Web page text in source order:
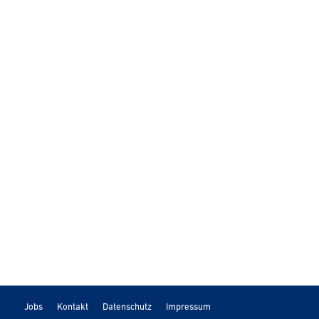
Impressum
Datenschutz
Kontakt
Jobs